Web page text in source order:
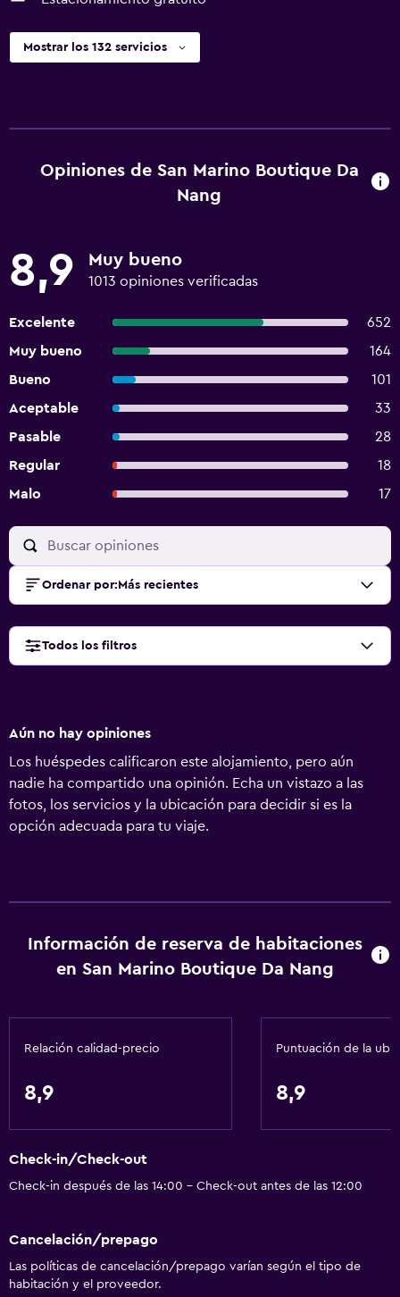
Mostrar los 132 servicios
Opiniones de San Marino Boutique Da
Nang
8,9 Muy bueno
1013 opiniones verificadas
Excelente
652
Muy bueno
164
Bueno
101
Aceptable
33
Pasable
28
Regular
18
Malo
17
Ordenar por: Más recientes
Todos los filtros
Aún no hay opiniones
Los huéspedes calificaron este alojamiento, pero aún
nadie ha compartido una opinión. Echa un vistazo a las
fotos, los servicios y la ubicación para decidir si es la
opción adecuada para tu viaje.
Información de reserva de habitaciones
en San Marino Boutique Da Nang
Relación calidad-precio
8,9
Puntuación de la
8,9
Check-in/Check-out
Check-in después de las 14:00 - Check-out antes de las 12:00
Cancelación/prepago
Las políticas de cancelación/prepago varían según el tipo de
habitación y el proveedor.